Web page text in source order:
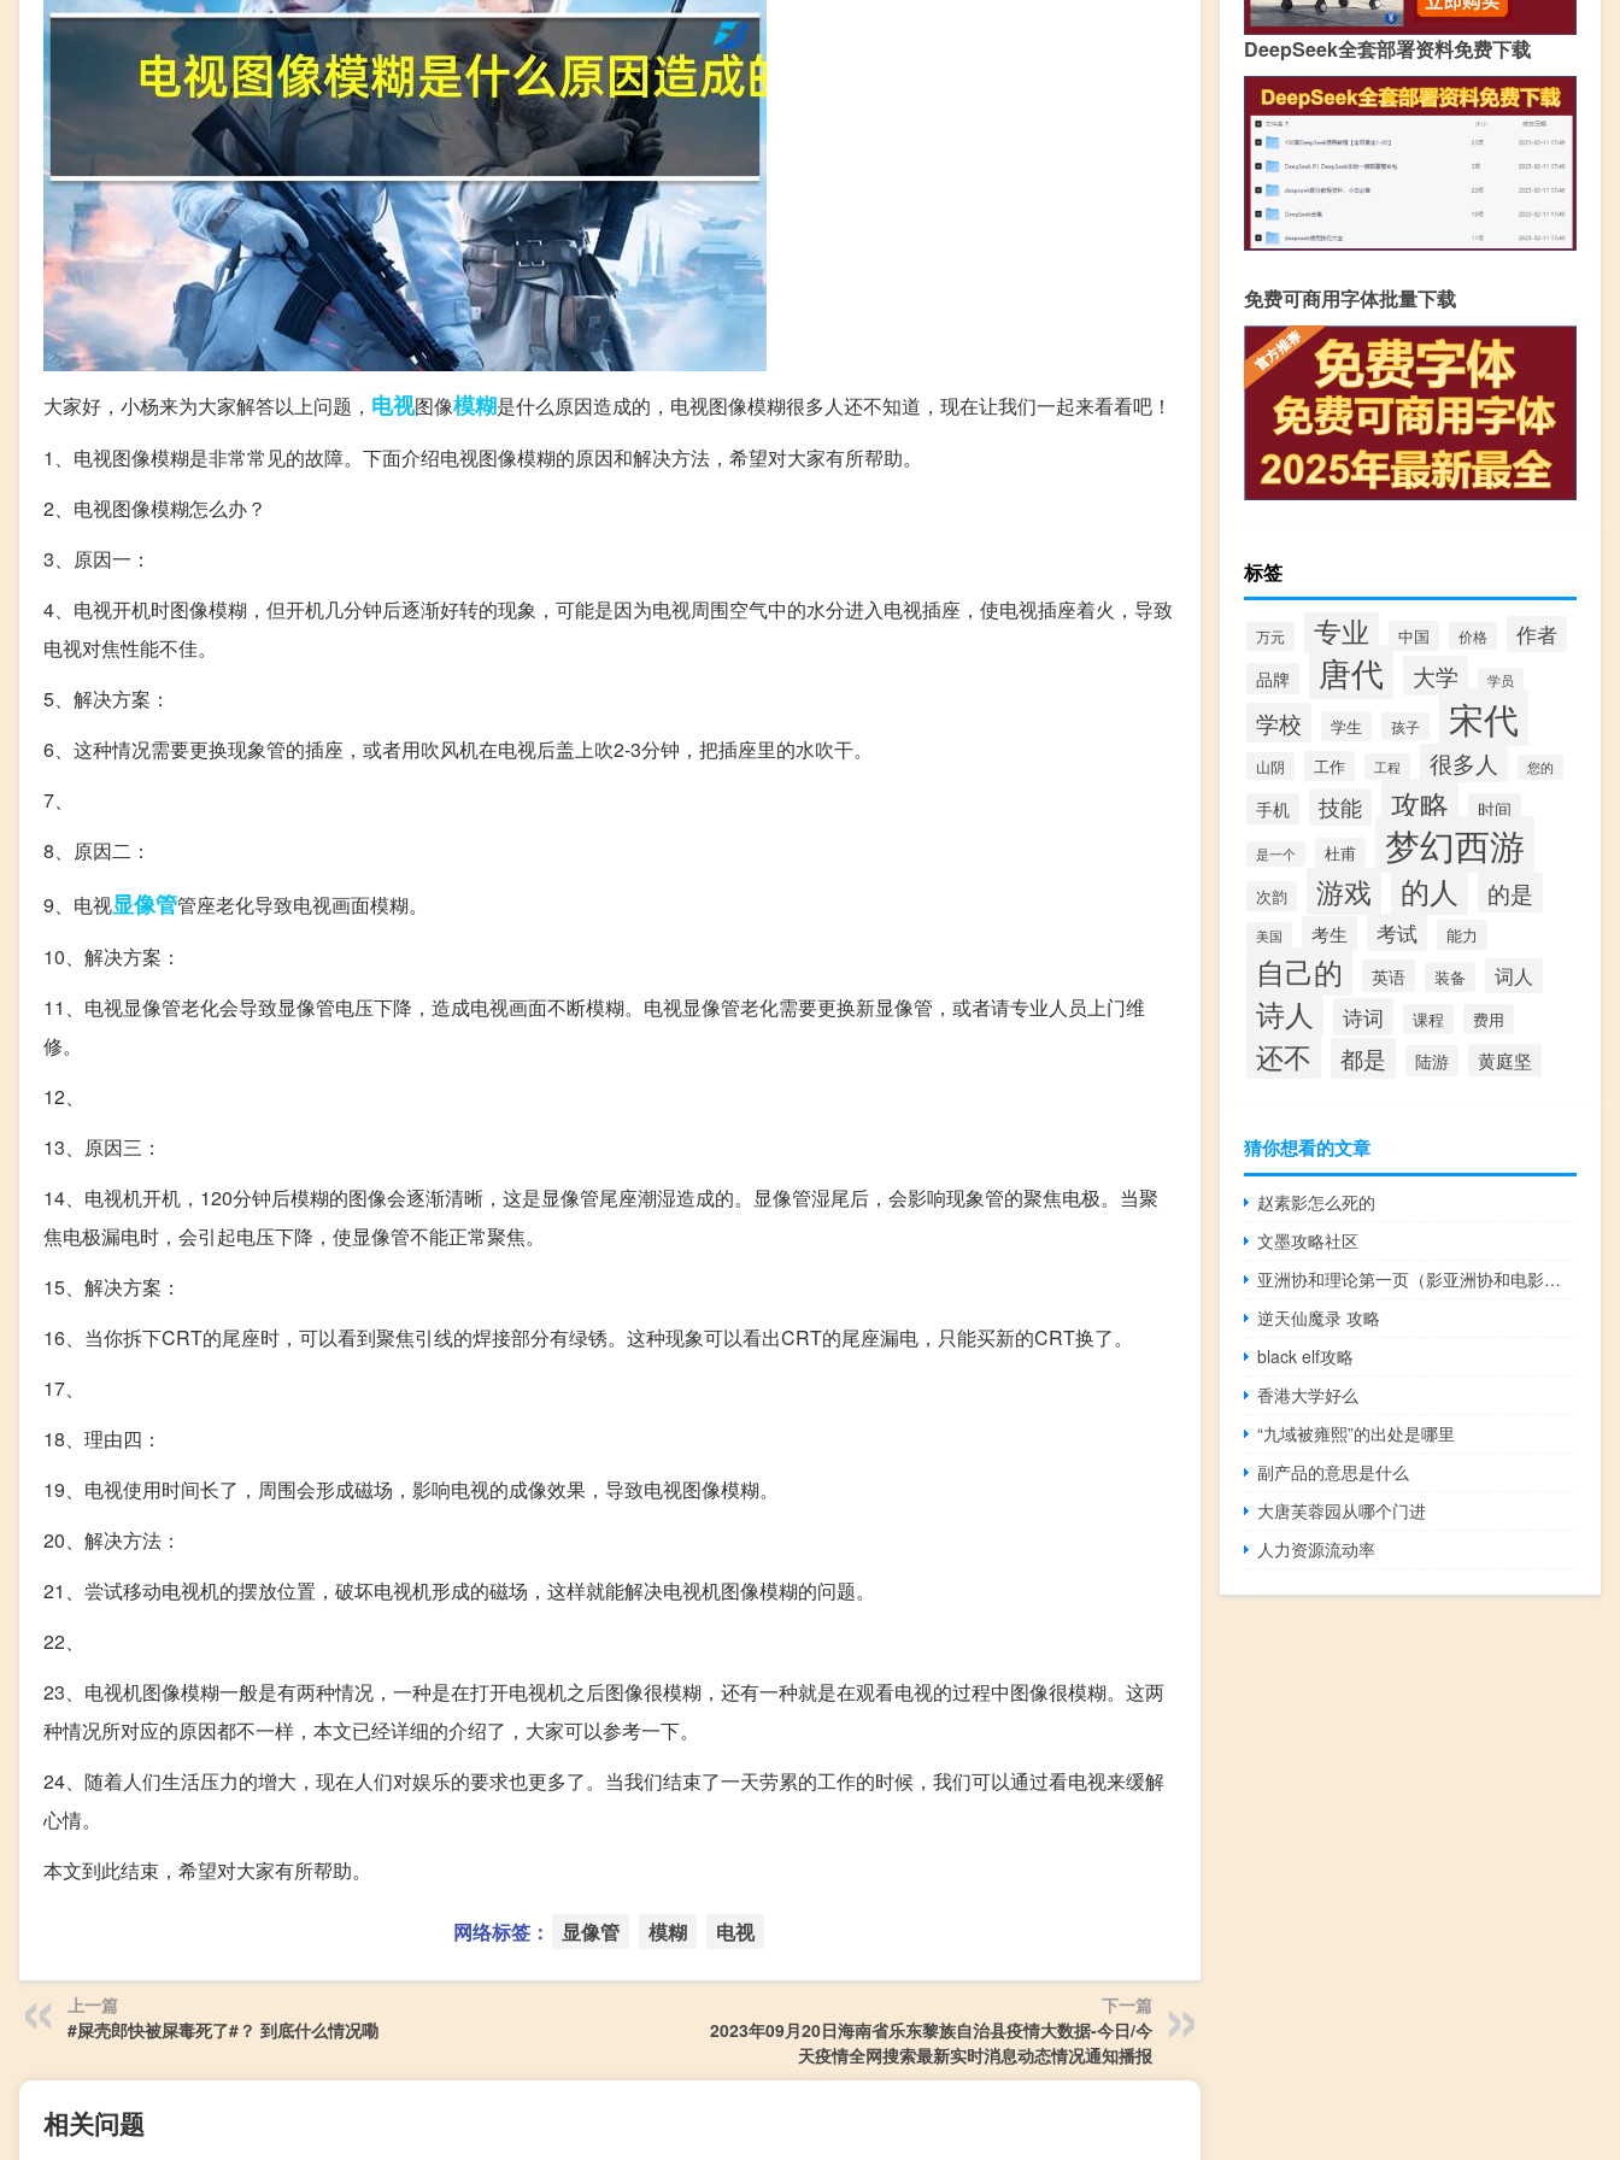
大家好，小杨来为大家解答以上问题， 电视图像模糊是什么原因造成的，电视图像模糊很多人还不知道，现在让我们一起来看看吧！
1、电视图像模糊是非常常见的故障。下面介绍电视图像模糊的原因和解决方法，希望对大家有所帮助。
2、电视图像模糊怎么办？
3、原因一：
4、电视开机时图像模糊，但开机几分钟后逐渐好转的现象，可能是因为电视周围空气中的水分进入电视插座，使电视插座着火，导致
电视对焦性能不佳。
5、解决方案：
6、这种情况需要更换现象管的插座，或者用吹风机在电视后盖上吹2-3分钟，把插座里的水吹干。
7、
8、原因二：
9、电视显像管管座老化导致电视画面模糊。
10、解决方案：
11、电视显像管老化会导致显像管电压下降，造成电视画面不断模糊。电视显像管老化需要更换新显像管，或者请专业人员上门维
修。
12、
13、原因三：
14、电视机开机，120分钟后模糊的图像会逐渐清晰，这是显像管尾座潮湿造成的。显像管湿尾后，会影响现象管的聚焦电极。当聚
焦电极漏电时，会引起电压下降，使显像管不能正常聚焦。
15、解决方案：
16、当你拆下CRT的尾座时，可以看到聚焦引线的焊接部分有绿锈。这种现象可以看出CRT的尾座漏电，只能买新的CRT换了。
17、
18、理由四：
19、电视使用时间长了，周围会形成磁场，影响电视的成像效果，导致电视图像模糊。
20、解决方法：
21、尝试移动电视机的摆放位置，破坏电视机形成的磁场，这样就能解决电视机图像模糊的问题。
22、
23、电视机图像模糊一般是有两种情况，一种是在打开电视机之后图像很模糊，还有一种就是在观看电视的过程中图像很模糊。这两
种情况所对应的原因都不一样，本文已经详细的介绍了，大家可以参考一下。
24、随着人们生活压力的增大，现在人们对娱乐的要求也更多了。当我们结束了一天劳累的工作的时候，我们可以通过看电视来缓解
心情。
本文到此结束，希望对大家有所帮助。
网络标签： 显像管 模糊 电视
上一篇
#屎壳郎快被屎毒死了#？ 到底什么情况嘞
下一篇
2023年09月20日海南省乐东黎族自治县疫情大数据-今日/今
天疫情全网搜索最新实时消息动态情况通知播报
相关问题
DeepSeek全套部署资料免费下载
免费可商用字体批量下载
标签
万元 专业 中国 价格 作者
品牌 唐代 大学 学员
学校 学生 孩子 宋代
山阴 工作 工程 很多人 您的
手机 技能 攻略 时间
是一个 杜甫 梦幻西游
次韵 游戏 的人 的是
美国 考生 考试 能力
自己的 英语 装备 词人
诗人 诗词 课程 费用
还不 都是 陆游 黄庭坚
猜你想看的文章
赵素影怎么死的
文墨攻略社区
亚洲协和理论第一页（影亚洲协和电影午夜剧场）
逆天仙魔录 攻略
black elf攻略
香港大学好么
“九域被雍熙”的出处是哪里
副产品的意思是什么
大唐芙蓉园从哪个门进
人力资源流动率